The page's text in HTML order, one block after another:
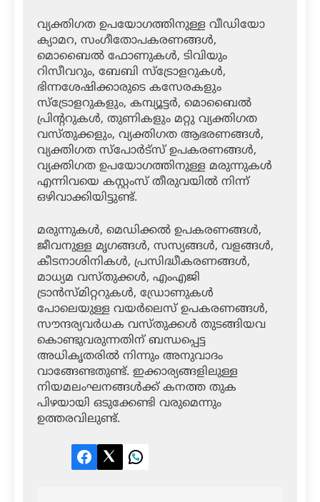
വ്യക്തിഗത ഉപയോഗത്തിനുള്ള വീഡിയോ
ക്യാമറ, സംഗീതോപകരണങ്ങള്‍,
മൊബൈല്‍ ഫോണുകള്‍, ടിവിയും
റിസീവറും, ബേബി സ്‌ട്രോളറുകള്‍,
ഭിന്നശേഷിക്കാരുടെ കസേരകളും
സ്‌ട്രോളറുകളും, കമ്പ്യൂട്ടര്‍, മൊബൈല്‍
പ്രിന്ററുകള്‍, തുണികളും മറ്റു വ്യക്തിഗത
വസ്തുക്കളും, വ്യക്തിഗത ആഭരണങ്ങള്‍,
വ്യക്തിഗത സ്‌പോര്‍ട്‌സ് ഉപകരണങ്ങള്‍,
വ്യക്തിഗത ഉപയോഗത്തിനുള്ള മരുന്നുകള്‍
എന്നിവയെ കസ്റ്റംസ് തീരുവയില്‍ നിന്ന്
ഒഴിവാക്കിയിട്ടുണ്ട്.
മരുന്നുകള്‍, മെഡിക്കല്‍ ഉപകരണങ്ങള്‍,
ജീവനുള്ള മൃഗങ്ങള്‍, സസ്യങ്ങള്‍, വളങ്ങള്‍,
കീടനാശിനികള്‍, പ്രസിദ്ധീകരണങ്ങള്‍,
മാധ്യമ വസ്തുക്കള്‍, എംഎജി
ട്രാന്‍സ്മിറ്ററുകള്‍, ഡ്രോണുകള്‍
പോലെയുള്ള വയര്‍ലെസ് ഉപകരണങ്ങള്‍,
സൗന്ദര്യവര്‍ധക വസ്തുക്കള്‍ തുടങ്ങിയവ
കൊണ്ടുവരുന്നതിന് ബന്ധപ്പെട്ട
അധികൃതരില്‍ നിന്നും അനുവാദം
വാങ്ങേണ്ടതുണ്ട്. ഇക്കാര്യങ്ങളിലുള്ള
നിയമലംഘനങ്ങള്‍ക്ക് കനത്ത തുക
പിഴയായി ഒടുക്കേണ്ടി വരുമെന്നും
ഉത്തരവിലുണ്ട്.
Facebook
TwitterLinkedIn